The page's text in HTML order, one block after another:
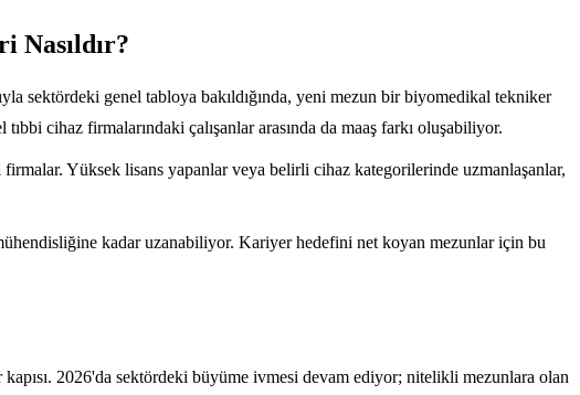
Nasıldır?
sektördeki genel tabloya bakıldığında, yeni mezun bir biyomedikal tekniker
cihaz firmalarındaki çalışanlar arasında da maaş farkı oluşabiliyor.
Yüksek lisans yapanlar veya belirli cihaz kategorilerinde uzmanlaşanlar,
kadar uzanabiliyor. Kariyer hedefini net koyan mezunlar için bu
2026'da sektördeki büyüme ivmesi devam ediyor; nitelikli mezunlara olan